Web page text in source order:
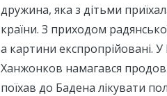
дружина, яка з дітьми
країни. З приходом
а картини експропрійовані. У
Ханжонков намагався
поїхав до Бадена лікувати